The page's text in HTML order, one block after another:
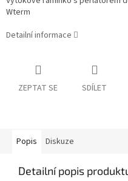
Wterm
Detailní informace
ZEPTAT SE SDÍLET
Popis Diskuze
Detailní popis